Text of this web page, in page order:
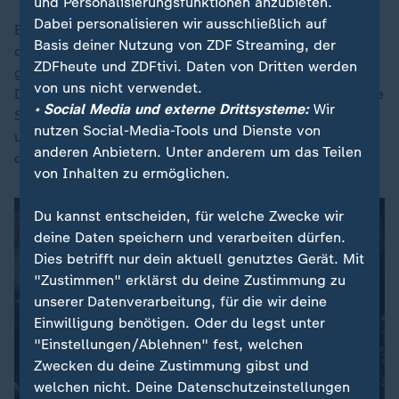
Es sei problematisch, dass die Parteien in der
demokratischen Mitte nicht in der Lage seien,
gemeinsame Lösungen zu finden, sagt die Journalistin
Dagmar Rosenfeld ("The Pioneer"): "Wenn da nicht die
Signale ganz deutlich werden, dass man willens ist
und das auch schafft, das hinzukriegen, wird man
damit die Ränder stärken."
Dabei personalisieren wir ausschließlich auf
Basis deiner Nutzung von ZDF Streaming, der
ZDFheute und ZDFtivi. Daten von Dritten werden
von uns nicht verwendet.
• Social Media und externe Drittsysteme:Wir
nutzen Social-Media-Tools und Dienste von
anderen Anbietern. Unter anderem um das Teilen
von Inhalten zu ermöglichen.
Du kannst entscheiden, für welche Zwecke wir
deine Daten speichern und verarbeiten dürfen.
Dies betrifft nur dein aktuell genutztes Gerät. Mit
"Zustimmen" erklärst du deine Zustimmung zu
unserer Datenverarbeitung, für die wir deine
Einwilligung benötigen. Oder du legst unter
"Einstellungen/Ablehnen" fest, welchen
Zwecken du deine Zustimmung gibst und
welchen nicht. Deine Datenschutzeinstellungen